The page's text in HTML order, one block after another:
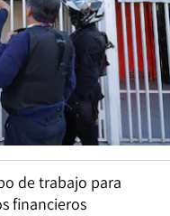
de trabajo para
financieros